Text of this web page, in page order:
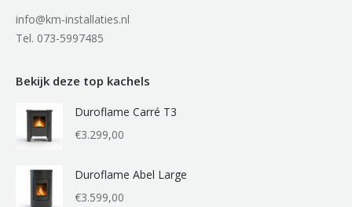
info@km-installaties.nl
Tel. 073-5997485
Bekijk deze top kachels
Duroflame Carré T3
€3.299,00
Duroflame Abel Large
€3.599,00